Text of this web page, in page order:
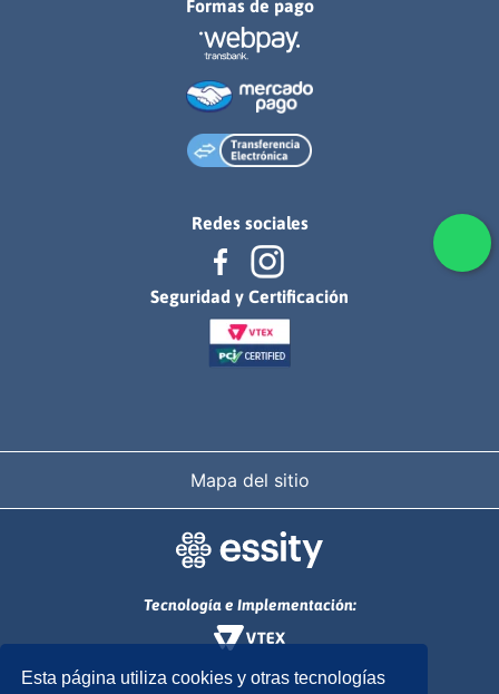
Esta página utiliza cookies y otras tecnologías
Formas de pago
Redes sociales
Seguridad y Certificación
Mapa del sitio
Tecnología e Implementación: